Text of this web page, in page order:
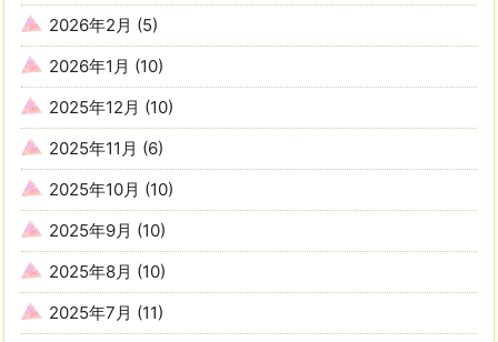
2026年2月 (5)
2026年1月 (10)
2025年12月 (10)
2025年11月 (6)
2025年10月 (10)
2025年9月 (10)
2025年8月 (10)
2025年7月 (11)